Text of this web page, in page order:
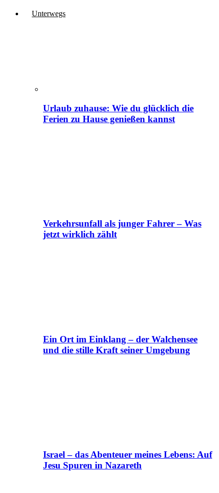
Unterwegs
Urlaub zuhause: Wie du glücklich die
Ferien zu Hause genießen kannst
Verkehrsunfall als junger Fahrer – Was
jetzt wirklich zählt
Ein Ort im Einklang – der Walchensee
und die stille Kraft seiner Umgebung
Israel – das Abenteuer meines Lebens: Auf
Jesu Spuren in Nazareth